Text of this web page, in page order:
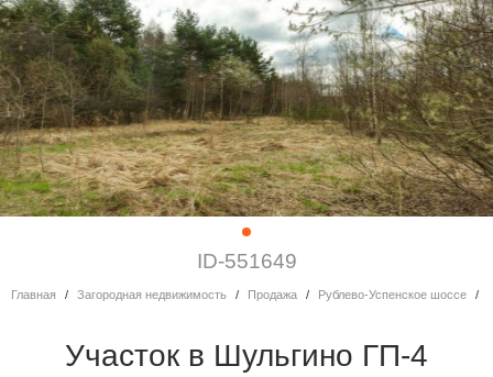
ID-551649
Главная Загородная недвижимость Продажа Рублево-Успенское шоссе
участок в Шульгино ГП-4